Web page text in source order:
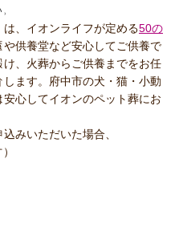
、イオンライフが定める50の
や供養堂など安心してご供養で
、火葬からご供養までをお任
ます。府中市の犬・猫・小動
心してイオンのペット葬にお
みいただいた場合、